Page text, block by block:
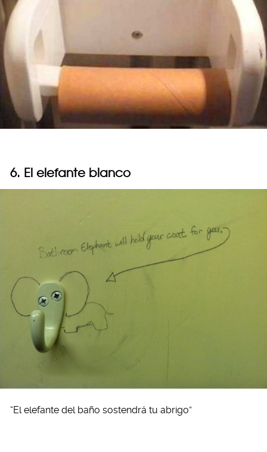
6. El elefante blanco
“El elefante del baño sostendrá tu abrigo”